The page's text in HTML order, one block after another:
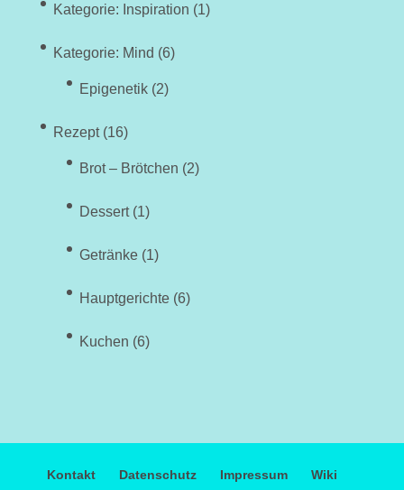
Kategorie: Inspiration (1)
Kategorie: Mind (6)
Epigenetik(2)
Rezept(16)
Brot – Brötchen (2)
Dessert(1)
Getränke(1)
Hauptgerichte(6)
Kuchen (6)
Kontakt Datenschutz Impressum Wiki